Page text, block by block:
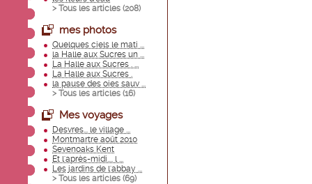
> Tous les articles (208)
mes photos
Quelques ciels le mati ...
la Halle aux Sucres un ...
La Halle aux Sucres . ...
La Halle aux Sucres .
la pause des oies sauv ...
> Tous les articles (16)
Mes voyages
Desvres... le village ...
Montmartre août 2010
Sevenoaks Kent
Et l'après-midi.... l ...
Les jardins de l'abbay ...
> Tous les articles (69)